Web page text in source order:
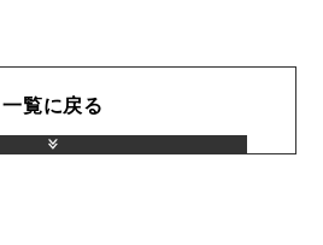
一覧に戻る